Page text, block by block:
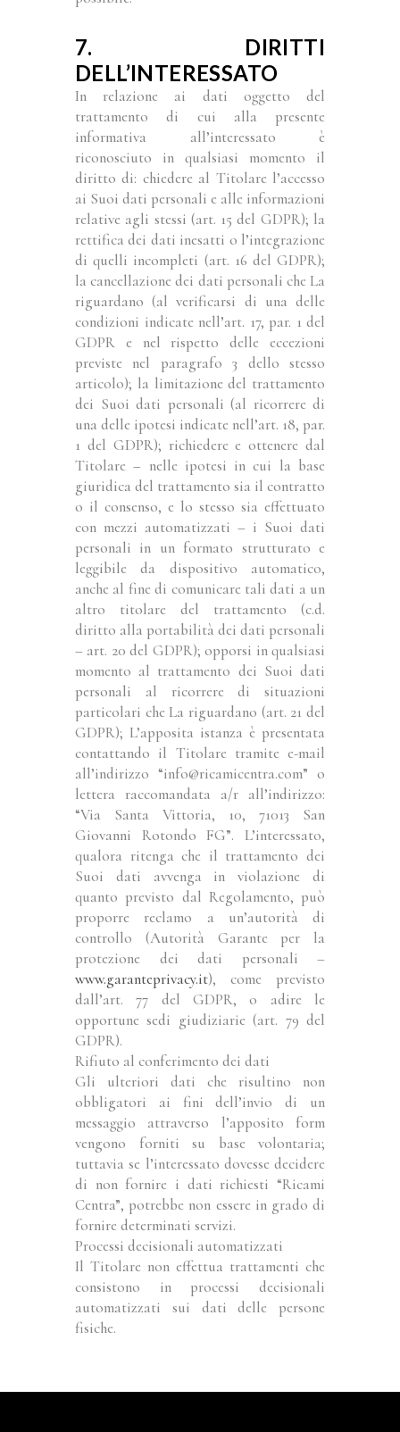
7. DIRITTI
DELL’INTERESSATO
In relazione ai dati oggetto del
trattamento di cui alla presente
informativa all’interessato è
riconosciuto in qualsiasi momento il
diritto di: chiedere al Titolare l’accesso
ai Suoi dati personali e alle informazioni
relative agli stessi (art. 15 del GDPR); la
rettifica dei dati inesatti o l’integrazione
di quelli incompleti (art. 16 del GDPR);
la cancellazione dei dati personali che La
riguardano (al verificarsi di una delle
condizioni indicate nell’art. 17, par. 1 del
GDPR e nel rispetto delle eccezioni
previste nel paragrafo 3 dello stesso
articolo); la limitazione del trattamento
dei Suoi dati personali (al ricorrere di
una delle ipotesi indicate nell’art. 18, par.
1 del GDPR); richiedere e ottenere dal
Titolare – nelle ipotesi in cui la base
giuridica del trattamento sia il contratto
o il consenso, e lo stesso sia effettuato
con mezzi automatizzati – i Suoi dati
personali in un formato strutturato e
leggibile da dispositivo automatico,
anche al fine di comunicare tali dati a un
altro titolare del trattamento (c.d.
diritto alla portabilità dei dati personali
– art. 20 del GDPR); opporsi in qualsiasi
momento al trattamento dei Suoi dati
personali al ricorrere di situazioni
particolari che La riguardano (art. 21 del
GDPR); L’apposita istanza è presentata
contattando il Titolare tramite e-mail
all’indirizzo “info@ricamicentra.com” o
lettera raccomandata a/r all’indirizzo:
“Via Santa Vittoria, 10, 71013 San
Giovanni Rotondo FG”. L’interessato,
qualora ritenga che il trattamento dei
Suoi dati avvenga in violazione di
quanto previsto dal Regolamento, può
proporre reclamo a un’autorità di
controllo (Autorità Garante per la
protezione dei dati personali –
www.garanteprivacy.it), come previsto
dall’art. 77 del GDPR, o adire le
opportune sedi giudiziarie (art. 79 del
GDPR).
Rifiuto al conferimento dei dati
Gli ulteriori dati che risultino non
obbligatori ai fini dell’invio di un
messaggio attraverso l’apposito form
vengono forniti su base volontaria;
tuttavia se l’interessato dovesse decidere
di non fornire i dati richiesti “Ricami
Centra”, potrebbe non essere in grado di
fornire determinati servizi.
Processi decisionali automatizzati
Il Titolare non effettua trattamenti che
consistono in processi decisionali
automatizzati sui dati delle persone
fisiche.